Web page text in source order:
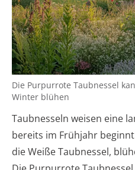
Die Purpurrote Taubnessel
Winter blühen
Taubnesseln weisen eine
bereits im Frühjahr
die Weiße Taubnessel,